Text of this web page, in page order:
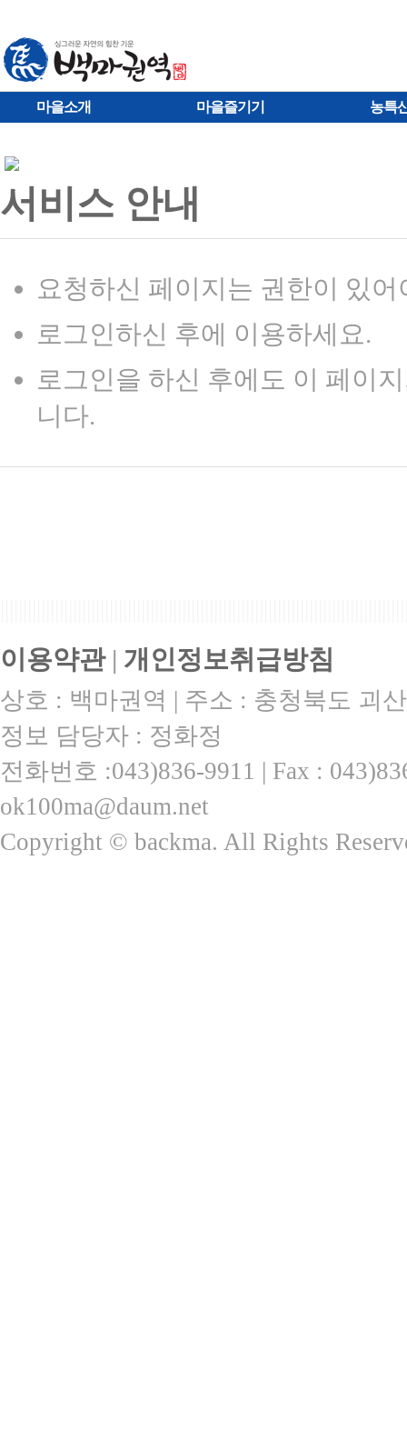
마을소개 마을즐기기 농특
서비스 안내
요청하신 페이지는 권한이 있
로그인하신 후에 이용하세요.
로그인을 하신 후에도 이 페이
니다.
이용약관| 개인정보취급방침
상호 : 백마권역 | 주소 : 충청북도 괴
정보 담당자 : 정화정
전화번호 :043)836-9911 | Fax :
ok100ma@daum.net
Copyright © backma. All Rights